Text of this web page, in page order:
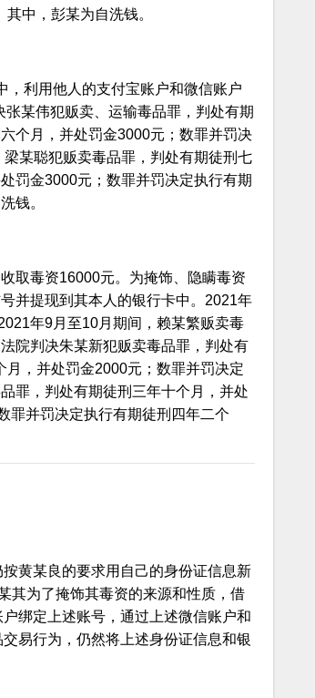
中，彭某为自洗钱。
，利用他人的支付宝账户和微信账户
某伟犯贩卖、运输毒品罪，判处有期
个月，并处罚金3000元；数罪并罚决
某聪犯贩卖毒品罪，判处有期徒刑七
罚金3000元；数罪并罚决定执行有期
钱。
取毒资16000元。为掩饰、隐瞒毒资
并提现到其本人的银行卡中。2021年
年9月至10月期间，赖某繁贩卖毒
院判决朱某新犯贩卖毒品罪，判处有
，并处罚金2000元；数罪并罚决定
罪，判处有期徒刑三年十个月，并处
罪并罚决定执行有期徒刑四年二个
黄某良的要求用自己的身份证信息新
其为了掩饰其毒资的来源和性质，借
绑定上述账号，通过上述微信账户和
易行为，仍然将上述身份证信息和银